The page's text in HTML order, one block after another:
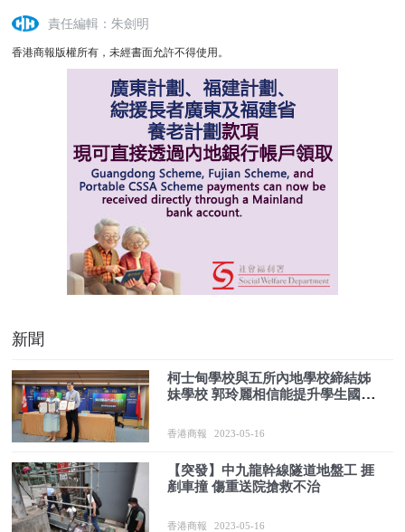
責任編輯：朱劍明
香港商報版權所有，未經書面允許不得使用。
新聞
柯士甸學校與五所內地學校締結姊
妹學校 郭玲麗相信能提升學生國民
香港商報 2023-05-16
【突發】中九龍幹線隧道地盤工 捱
剷車撞 傷重送院搶救不治
香港商報 2023-05-16